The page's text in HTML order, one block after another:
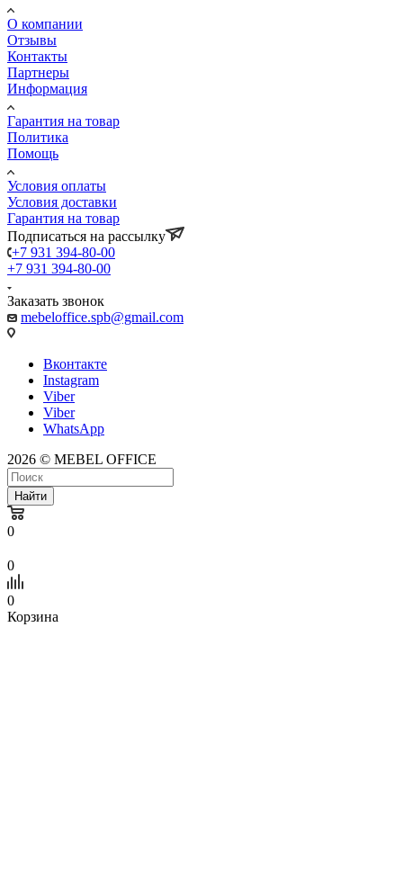
О компании
Отзывы
Контакты
Партнеры
Информация
Гарантия на товар
Политика
Помощь
Условия оплаты
Условия доставки
Гарантия на товар
Подписаться на рассылку
+7 931 394-80-00
+7 931 394-80-00
Заказать звонок
mebeloffice.spb@gmail.com
Вконтакте
Instagram
Viber
Viber
WhatsApp
2026 © MEBEL OFFICE
Найти
0
0
0
Корзина